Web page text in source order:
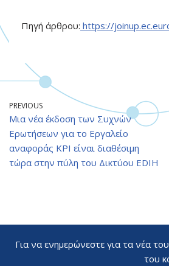
Πηγή άρθρου: https://
PREVIOUS
Μια νέα έκδοση των Συχνών
Ερωτήσεων για το Εργαλείο
αναφοράς KPI είναι διαθέσιμη
τώρα στην πύλη του Δικτύου EDIH
Για να ενημερώνεστε για τα νέα
του